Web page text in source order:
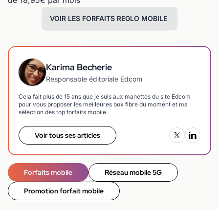
VOIR LES FORFAITS REGLO MOBILE
Karima Becherie
Responsable éditoriale Edcom
Cela fait plus de 15 ans que je suis aux manettes du site Edcom
pour vous proposer les meilleures box fibre du moment et ma
sélection des top forfaits mobile.
Voir tous ses articles
Forfaits mobile Réseau mobile 5G
Promotion forfait mobile